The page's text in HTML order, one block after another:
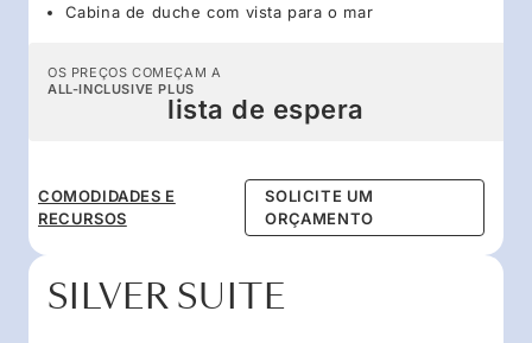
Cabina de duche com vista para o mar
OS PREÇOS COMEÇAM A
ALL-INCLUSIVE PLUS
lista de espera
COMODIDADES E
RECURSOS
SOLICITE UM
ORÇAMENTO
SILVER SUITE